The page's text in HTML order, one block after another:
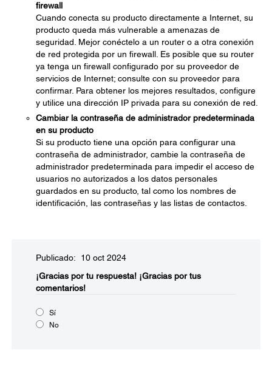
firewall
Cuando conecta su producto directamente a Internet, su
producto queda más vulnerable a amenazas de
seguridad. Mejor conéctelo a un router o a otra conexión
de red protegida por un firewall. Es posible que su router
ya tenga un firewall configurado por su proveedor de
servicios de Internet; consulte con su proveedor para
confirmar. Para obtener los mejores resultados, configure
y utilice una dirección IP privada para su conexión de red.
Cambiar la contraseña de administrador predeterminada
en su producto
Si su producto tiene una opción para configurar una
contraseña de administrador, cambie la contraseña de
administrador predeterminada para impedir el acceso de
usuarios no autorizados a los datos personales
guardados en su producto, tal como los nombres de
identificación, las contraseñas y las listas de contactos.
Publicado: 10 oct 2024
¡Gracias por tu respuesta! ¡Gracias por tus
comentarios!
Sí
No